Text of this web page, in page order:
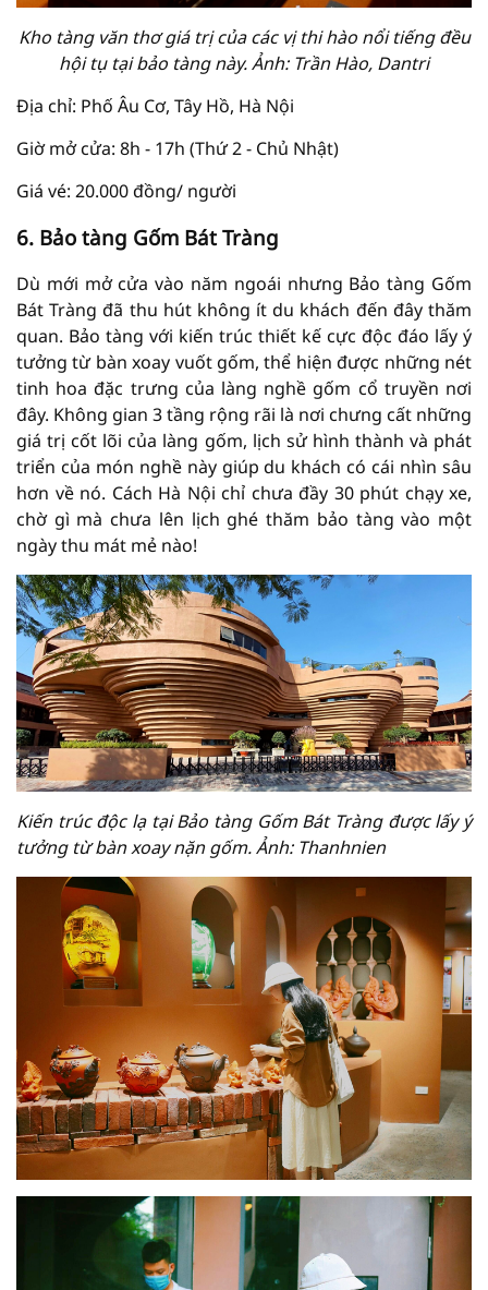
Kho tàng văn thơ giá trị của các vị thi hào nổi tiếng đều
hội tụ tại bảo tàng này. Ảnh: Trần Hào, Dantri
Địa chỉ: Phố Âu Cơ, Tây Hồ, Hà Nội
Giờ mở cửa: 8h - 17h (Thứ 2 - Chủ Nhật)
Giá vé: 20.000 đồng/ người
6. Bảo tàng Gốm Bát Tràng
Dù mới mở cửa vào năm ngoái nhưng Bảo tàng Gốm
Bát Tràng đã thu hút không ít du khách đến đây thăm
quan. Bảo tàng với kiến trúc thiết kế cực độc đáo lấy ý
tưởng từ bàn xoay vuốt gốm, thể hiện được những nét
tinh hoa đặc trưng của làng nghề gốm cổ truyền nơi
đây. Không gian 3 tầng rộng rãi là nơi chưng cất những
giá trị cốt lõi của làng gốm, lịch sử hình thành và phát
triển của món nghề này giúp du khách có cái nhìn sâu
hơn về nó. Cách Hà Nội chỉ chưa đầy 30 phút chạy xe,
chờ gì mà chưa lên lịch ghé thăm bảo tàng vào một
ngày thu mát mẻ nào!
Kiến trúc độc lạ tại Bảo tàng Gốm Bát Tràng được lấy ý
tưởng từ bàn xoay nặn gốm. Ảnh: Thanhnien